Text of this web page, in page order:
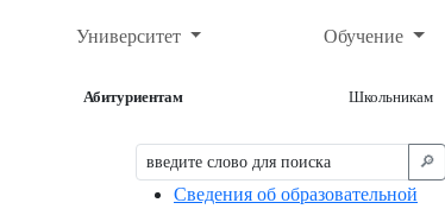
Университет Обучение
Абитуриентам Школьникам
🔎︎
Сведения об образовательной